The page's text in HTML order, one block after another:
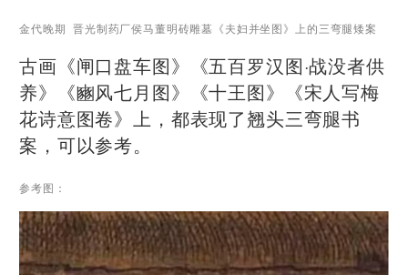
金代晚期 晋光制药厂侯马董明砖雕墓《夫妇并坐图》上的三弯腿矮案
古画《闸口盘车图》《五百罗汉图·战没者供
养》《豳风七月图》《十王图》《宋人写梅
花诗意图卷》上，都表现了翘头三弯腿书
案，可以参考。
参考图：